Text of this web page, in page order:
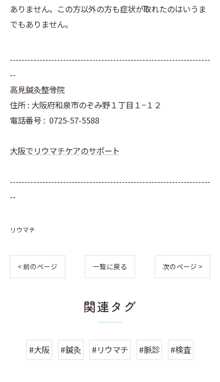
ありません。この方以外の方も症状が取れたのはいうま
でもありません。
--------------------------------------------------------------------
--
高見鍼灸整骨院
住所 : 大阪府和泉市のぞみ野１丁目１−１２
電話番号 : 0725-57-5588
大阪でリウマチケアのサポート
--------------------------------------------------------------------
--
リウマチ
< 前のページ 一覧に戻る 次のページ >
関連タグ
#大阪 #鍼灸 #リウマチ #脈診 #検査